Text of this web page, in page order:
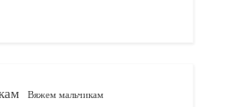
Вяжем мальчикам